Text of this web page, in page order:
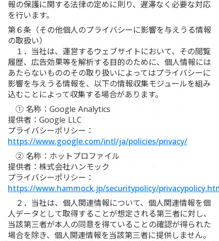
報の保護に関する法律の定めに則り、遅滞なく必要な対応
を行います。
第６条（その他個人のプライバシーに影響を与えうる情報
の取扱い）
１．当社は、運営するウェブサイトにおいて、その閲覧
履歴、広告効果等を解析する目的のために、個人情報には
あたらないもののその取り扱いによってはプライバシーに
影響を与えうる情報を、以下の情報収集モジュールを組み
込むことによって収集する場合があります。
① 名称：Google Analytics
提供者：Google LLC
プライバシーポリシー：
https://www.google.com/intl/ja/policies/privacy/
② 名称：ホットプロファイル
提供者：株式会社ハンモック
プライバシーポリシー：
https://www.hammock.jp/securitypolicy/
２．当社は、個人関連情報について、個人関連情報を個
人データとして取得することが想定される第三者に対し、
当該第三者が本人の同意を得ていることの確認が得られた
場合を除き、個人関連情報を当該第三者に提供しません。